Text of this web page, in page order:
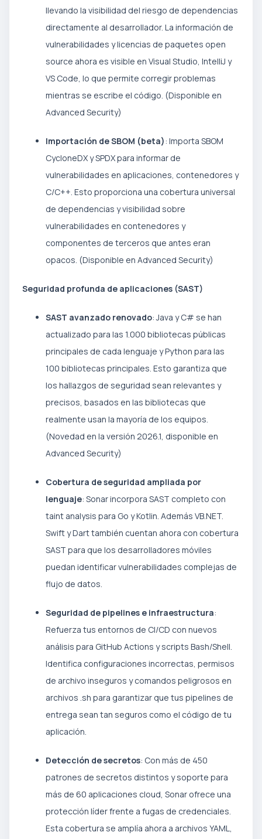
llevando la visibilidad del riesgo de dependencias
directamente al desarrollador. La información de
vulnerabilidades y licencias de paquetes open
source ahora es visible en Visual Studio, IntelliJ y
VS Code, lo que permite corregir problemas
mientras se escribe el código. (Disponible en
Advanced Security)
Importación de SBOM (beta): Importa SBOM
CycloneDX y SPDX para informar de
vulnerabilidades en aplicaciones, contenedores y
C/C++. Esto proporciona una cobertura universal
de dependencias y visibilidad sobre
vulnerabilidades en contenedores y
componentes de terceros que antes eran
opacos. (Disponible en Advanced Security)
Seguridad profunda de aplicaciones (SAST)
SAST avanzado renovado: Java y C# se han
actualizado para las 1.000 bibliotecas públicas
principales de cada lenguaje y Python para las
100 bibliotecas principales. Esto garantiza que
los hallazgos de seguridad sean relevantes y
precisos, basados en las bibliotecas que
realmente usan la mayoría de los equipos.
(Novedad en la versión 2026.1, disponible en
Advanced Security)
Cobertura de seguridad ampliada por
lenguaje: Sonar incorpora SAST completo con
taint analysis para Go y Kotlin. Además VB.NET.
Swift y Dart también cuentan ahora con cobertura
SAST para que los desarrolladores móviles
puedan identificar vulnerabilidades complejas de
flujo de datos.
Seguridad de pipelines e infraestructura:
Refuerza tus entornos de CI/CD con nuevos
análisis para GitHub Actions y scripts Bash/Shell.
Identifica configuraciones incorrectas, permisos
de archivo inseguros y comandos peligrosos en
archivos .sh para garantizar que tus pipelines de
entrega sean tan seguros como el código de tu
aplicación.
Detección de secretos: Con más de 450
patrones de secretos distintos y soporte para
más de 60 aplicaciones cloud, Sonar ofrece una
protección líder frente a fugas de credenciales.
Esta cobertura se amplía ahora a archivos YAML,